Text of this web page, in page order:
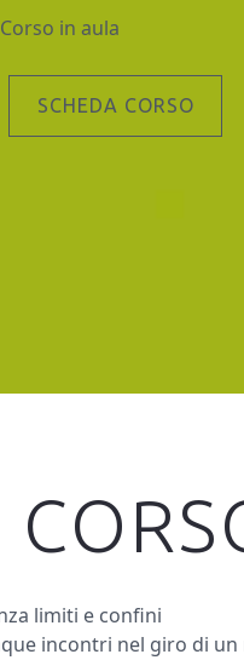
Corso in aula
SCHEDA CORSO
limiti e confini
incontri nel giro di un